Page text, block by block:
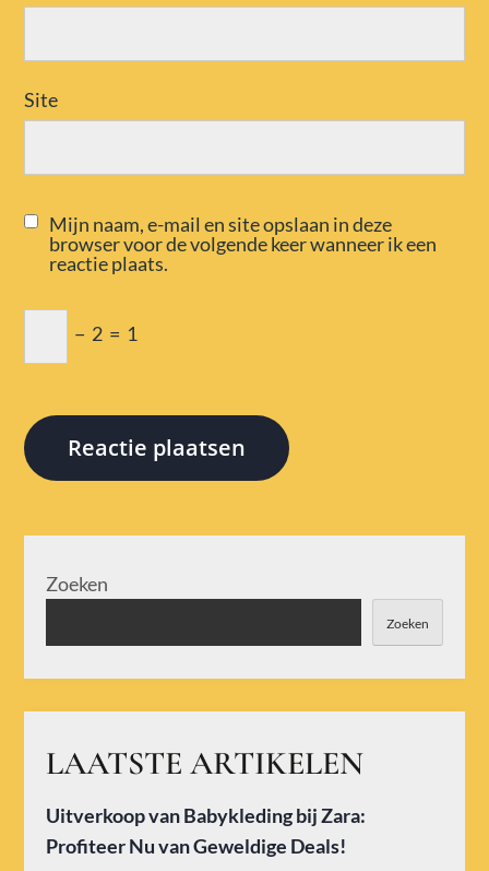
Site
Mijn naam, e-mail en site opslaan in deze
browser voor de volgende keer wanneer ik een
reactie plaats.
− 2 = 1
Zoeken
Zoeken
LAATSTE ARTIKELEN
Uitverkoop van Babykleding bij Zara:
Profiteer Nu van Geweldige Deals!